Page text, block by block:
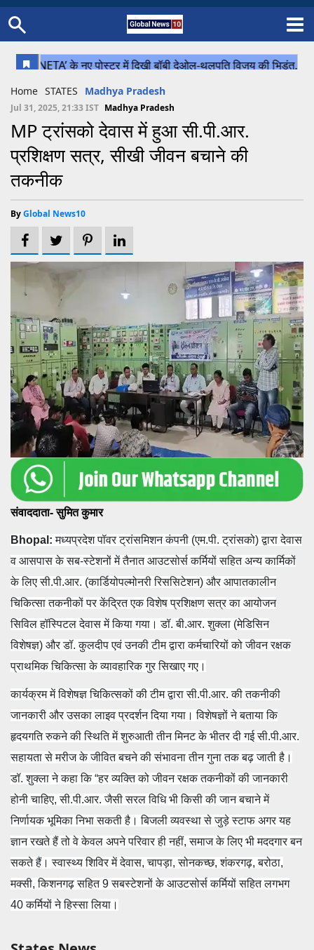
Uttar Pradesh
Chhattisgarh
Bihar
Uttrakhand
Cricket
Football
Home STATES Madhya Pradesh
Jul 31, 2025, 21:33 IST Madhya Pradesh
MP ट्रांसको देवास में हुआ सी.पी.आर.
प्रशिक्षण सत्र, सीखी जीवन बचाने की
तकनीक
ByGlobal News10
संवाददाता- सुमित कुमार
Bhopal: मध्यप्रदेश पॉवर ट्रांसमिशन कंपनी (एम.पी. ट्रांसको) द्वारा देवास
व आसपास के सब-स्टेशनों में तैनात आउटसोर्स कर्मियों सहित अन्य कार्मिकों
के लिए सी.पी.आर. (कार्डियोपल्मोनरी रिससिटेशन) और आपातकालीन
चिकित्सा तकनीकों पर केंद्रित एक विशेष प्रशिक्षण सत्र का आयोजन
सिविल हॉस्पिटल देवास में किया गया। डॉ. बी.आर. शुक्ला (मेडिसिन
विशेषज्ञ) और डॉ. कुलदीप एवं उनकी टीम द्वारा कर्मचारियों को जीवन रक्षक
प्राथमिक चिकित्सा के व्यावहारिक गुर सिखाए गए।
कार्यक्रम में विशेषज्ञ चिकित्सकों की टीम द्वारा सी.पी.आर. की तकनीकी
जानकारी और उसका लाइव प्रदर्शन दिया गया। विशेषज्ञों ने बताया कि
हृदयगति रुकने की स्थिति में शुरुआती तीन मिनट के भीतर दी गई सी.पी.आर.
सहायता से मरीज के जीवित बचने की संभावना तीन गुना तक बढ़ जाती है।
डॉ. शुक्ला ने कहा कि “हर व्यक्ति को जीवन रक्षक तकनीकों की जानकारी
होनी चाहिए, सी.पी.आर. जैसी सरल विधि भी किसी की जान बचाने में
निर्णायक भूमिका निभा सकती है। बिजली व्यवस्था से जुड़े स्टाफ अगर यह
ज्ञान रखते हैं तो वे केवल अपने परिवार ही नहीं, समाज के लिए भी मददगार बन
सकते हैं। स्वास्थ्य शिविर में देवास, चापड़ा, सोनकच्छ, शंकरगढ़, बरोठा,
मक्सी, किशनगढ़ सहित 9 सबस्टेशनों के आउटसोर्स कर्मियों सहित लगभग
40 कर्मियों ने हिस्सा लिया।